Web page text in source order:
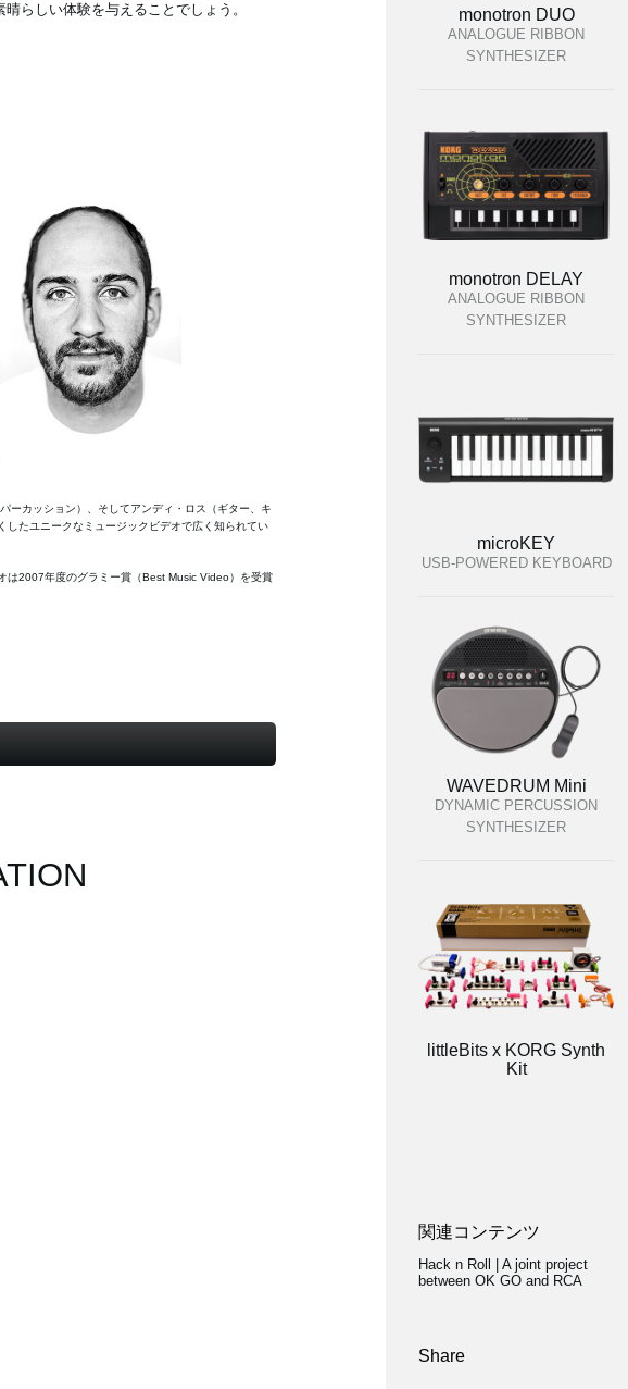
らしい体験を与えることでしょう。
ーカッション）、そしてアンディ・ロス（ギター、キ
たユニークなミュージックビデオで広く知られてい
は2007年度のグラミー賞（Best Music Video）を受賞
monotron DUO
ANALOGUE RIBBON
SYNTHESIZER
monotron DELAY
ANALOGUE RIBBON
SYNTHESIZER
microKEY
USB-POWERED KEYBOARD
WAVEDRUM Mini
DYNAMIC PERCUSSION
SYNTHESIZER
littleBits x KORG Synth
Kit
関連コンテンツ
Hack n Roll | A joint project
between OK GO and RCA
Share